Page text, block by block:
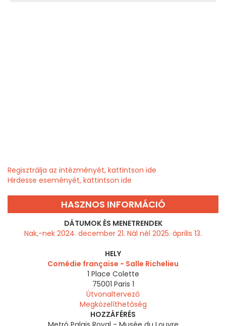
Regisztrálja az intézményét, kattintson ide
Hirdesse eseményét, kattintson ide
HASZNOS INFORMÁCIÓ
DÁTUMOK ÉS MENETRENDEK
Nak,-nek 2024. december 21. Nál nél 2025. április 13.
HELY
Comédie française - Salle Richelieu
1 Place Colette
75001 Paris 1
Útvonaltervező
Megközelíthetőség
HOZZÁFÉRÉS